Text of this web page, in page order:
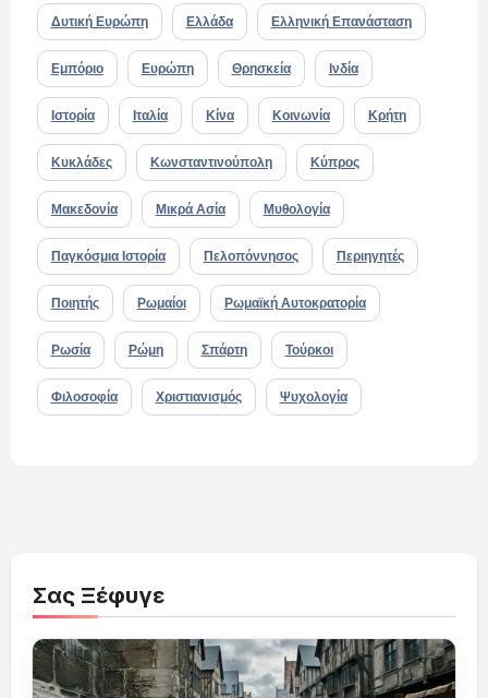
Δυτική Ευρώπη Ελλάδα Ελληνική Επανάσταση
Εμπόριο Ευρώπη Θρησκεία Ινδία
Ιστορία Ιταλία Κίνα Κοινωνία Κρήτη
Κυκλάδες Κωνσταντινούπολη Κύπρος
Μακεδονία Μικρά Ασία Μυθολογία
Παγκόσμια Ιστορία Πελοπόννησος Περιηγητές
Ποιητής Ρωμαίοι Ρωμαϊκή Αυτοκρατορία
Ρωσία Ρώμη Σπάρτη Τούρκοι
Φιλοσοφία Χριστιανισμός Ψυχολογία
Σας Ξέφυγε